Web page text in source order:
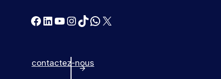
Facebook LinkedIn YouTube InstagramTikTok WhatsApp X
contactez-nous